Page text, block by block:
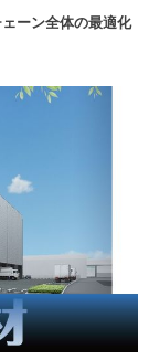
ーン全体の最適化